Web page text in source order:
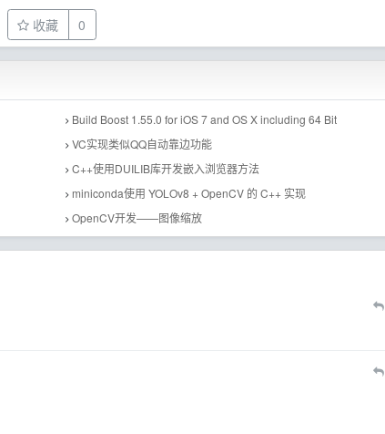
收藏 0
Build Boost 1.55.0 for iOS 7 and OS X including 64 Bit
VC实现类似QQ自动靠边功能
C++使用DUILIB库开发嵌入浏览器方法
miniconda使用 YOLOv8 + OpenCV 的 C++ 实现
OpenCV开发——图像缩放